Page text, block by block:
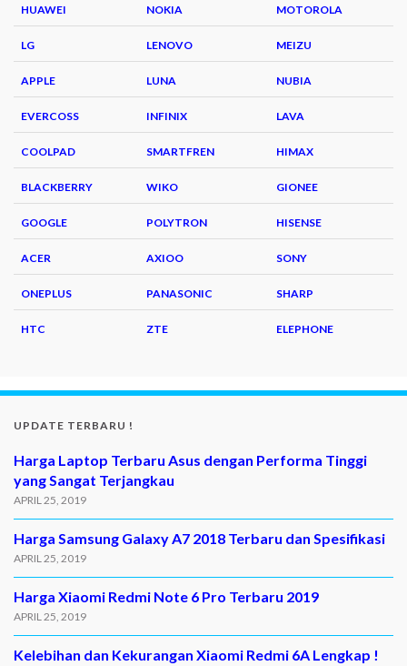
HUAWEI NOKIA MOTOROLA
LG LENOVO MEIZU
APPLE LUNA NUBIA
EVERCOSS INFINIX LAVA
COOLPAD SMARTFREN HIMAX
BLACKBERRY WIKO GIONEE
GOOGLE POLYTRON HISENSE
ACER AXIOO SONY
ONEPLUS PANASONIC SHARP
HTC ZTE ELEPHONE
UPDATE TERBARU !
Harga Laptop Terbaru Asus dengan Performa Tinggi
yang Sangat Terjangkau
APRIL 25, 2019
Harga Samsung Galaxy A7 2018 Terbaru dan Spesifikasi
APRIL 25, 2019
Harga Xiaomi Redmi Note 6 Pro Terbaru 2019
APRIL 25, 2019
Kelebihan dan Kekurangan Xiaomi Redmi 6A Lengkap !